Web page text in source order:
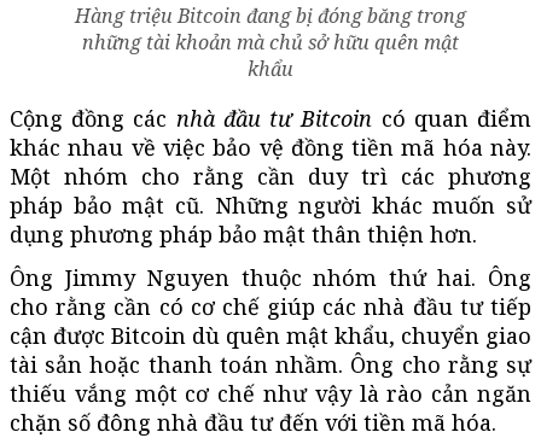
Hàng triệu Bitcoin đang bị đóng băng trong
những tài khoản mà chủ sở hữu quên mật
khẩu
Cộng đồng các nhà đầu tư Bitcoin có quan điểm
khác nhau về việc bảo vệ đồng tiền mã hóa này.
Một nhóm cho rằng cần duy trì các phương
pháp bảo mật cũ. Những người khác muốn sử
dụng phương pháp bảo mật thân thiện hơn.
Ông Jimmy Nguyen thuộc nhóm thứ hai. Ông
cho rằng cần có cơ chế giúp các nhà đầu tư tiếp
cận được Bitcoin dù quên mật khẩu, chuyển giao
tài sản hoặc thanh toán nhầm. Ông cho rằng sự
thiếu vắng một cơ chế như vậy là rào cản ngăn
chặn số đông nhà đầu tư đến với tiền mã hóa.